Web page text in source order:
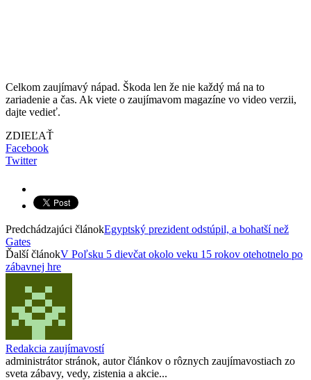
Celkom zaujímavý nápad. Škoda len že nie každý má na to
zariadenie a čas. Ak viete o zaujímavom magazíne vo video verzii,
dajte vedieť.
ZDIEĽAŤ
Facebook
Twitter
Predchádzajúci článokEgyptský prezident odstúpil, a bohatší než
Gates
Ďalší článokV Poľsku 5 dievčat okolo veku 15 rokov otehotnelo po
zábavnej hre
Redakcia zaujímavostí
administrátor stránok, autor článkov o rôznych zaujímavostiach zo
sveta zábavy, vedy, zistenia a akcie...